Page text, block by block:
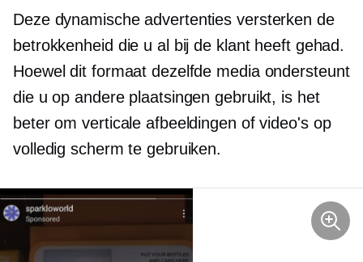
Deze dynamische advertenties versterken de
betrokkenheid die u al bij de klant heeft gehad.
Hoewel dit formaat dezelfde media ondersteunt
die u op andere plaatsingen gebruikt, is het
beter om verticale afbeeldingen of video's op
volledig scherm te gebruiken.